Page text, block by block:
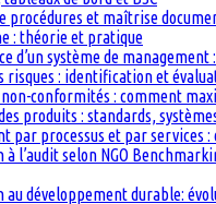
procédures et maîtrise
: théorie et pratique
d’un système de
risques : identification et
non-conformités : comment
produits : standards,
par processus et par
à l’audit selon NGO
au développement durable: